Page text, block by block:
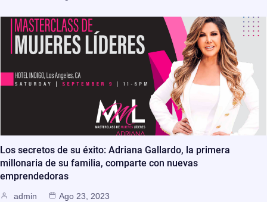
Los secretos de su éxito: Adriana Gallardo, la primera
millonaria de su familia, comparte con nuevas
emprendedoras
admin Ago 23, 2023